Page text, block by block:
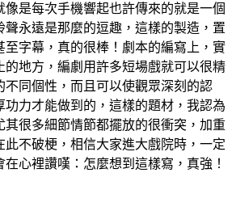
是每次手機響起也許傳來的就是一個
聲永遠是那麼的逗趣，這樣的製造，置
至字幕，真的很棒！劇本的編寫上，實
的地方，編劇用許多短場戲就可以很精
不同個性，而且可以使觀眾深刻的認
功力才能做到的，這樣的題材，我認為
其很多細節情節都擺放的很衝突，加重
此不破梗，相信大家進大戲院時，一定
心裡讚嘆：怎麼想到這樣寫，真強！